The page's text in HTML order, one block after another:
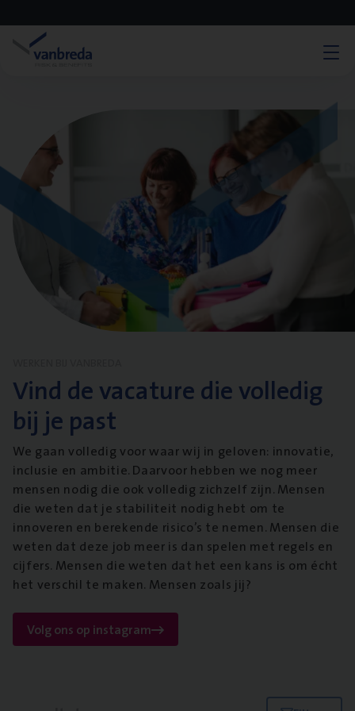
Vind de vacature die volledig
bij je past
We gaan volledig voor waar wij in geloven: innovatie,
inclusie en ambitie. Daarvoor hebben we nog meer
mensen nodig die ook volledig zichzelf zijn. Mensen
die weten dat je stabiliteit nodig hebt om te
innoveren en berekende risico’s te nemen. Mensen die
weten dat deze job meer is dan spelen met regels en
cijfers. Mensen die weten dat het een kans is om écht
het verschil te maken. Mensen zoals jij?
Volg ons op instagram